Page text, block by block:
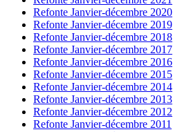
Refonte Janvier-décembre 2020
Refonte Janvier-décembre 2019
Refonte Janvier-décembre 2018
Refonte Janvier-décembre 2017
Refonte Janvier-décembre 2016
Refonte Janvier-décembre 2015
Refonte Janvier-décembre 2014
Refonte Janvier-décembre 2013
Refonte Janvier-décembre 2012
Refonte Janvier-décembre 2011